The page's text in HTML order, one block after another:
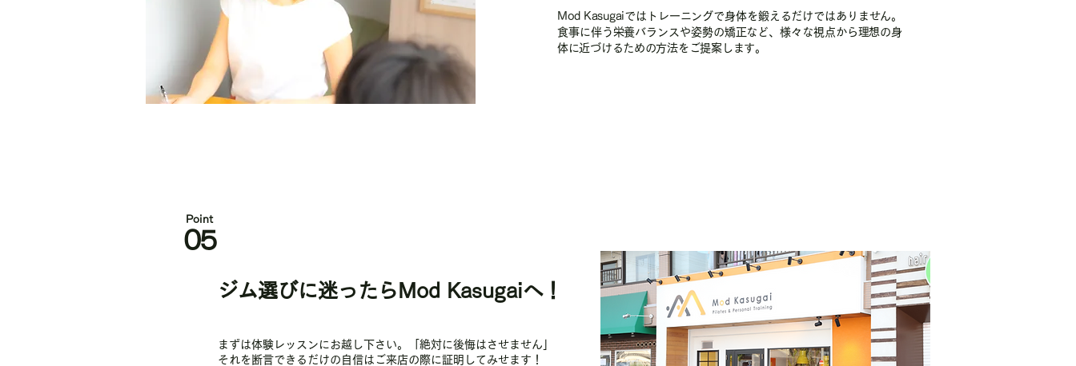
Mod Kasugaiではトレーニングで身体を鍛えるだけではありません。
食事に伴う栄養バランスや姿勢の矯正など、様々な視点から理想の身
体に近づけるための方法をご提案します。
Point
05
ジム選びに迷ったらMod Kasugaiへ！
まずは体験レッスンにお越し下さい。「絶対に後悔はさせません」
それを断言できるだけの自信はご来店の際に証明してみせます！